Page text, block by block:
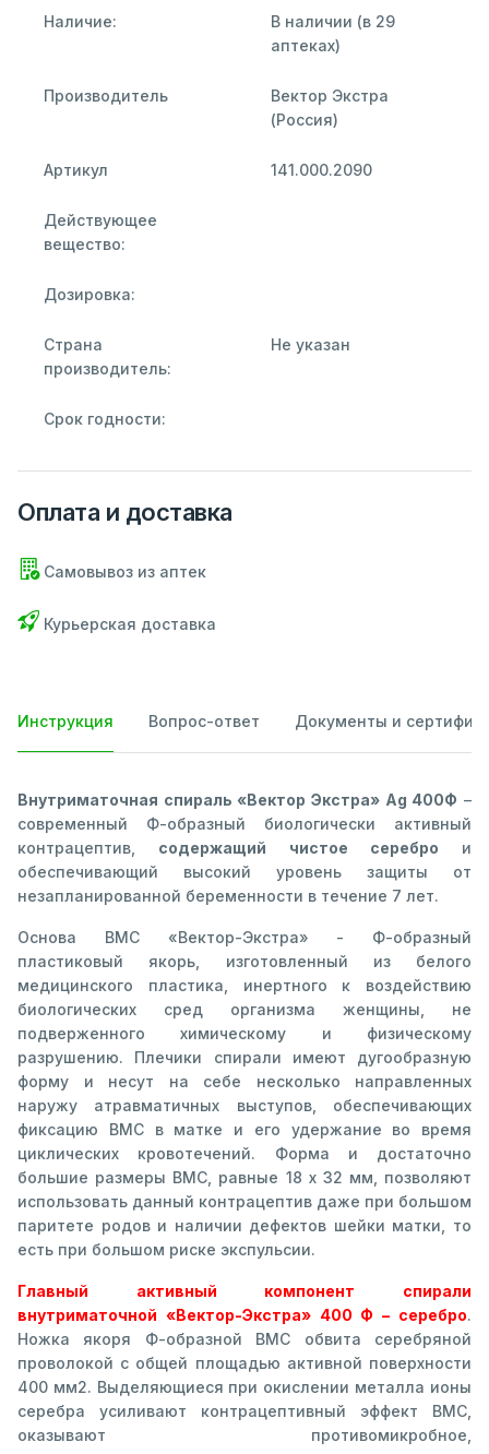
Наличие:
В наличии (в 29
аптеках)
Производитель
Вектор Экстра
(Россия)
Артикул 141.000.2090
Действующее
вещество:
Дозировка:
Страна
производитель:
Не указан
Срок годности:
Оплата и доставка
Самовывоз из аптек
Курьерская доставка
Инструкция Вопрос-ответ Документы и
Внутриматочная спираль «Вектор Экстра» Ag 400Ф –
современный Ф-образный биологически активный
контрацептив, содержащий чистое серебро и
обеспечивающий высокий уровень защиты от
незапланированной беременности в течение 7 лет.
Основа ВМС «Вектор-Экстра» - Ф-образный
пластиковый якорь, изготовленный из белого
медицинского пластика, инертного к воздействию
биологических сред организма женщины, не
подверженного химическому и физическому
разрушению. Плечики спирали имеют дугообразную
форму и несут на себе несколько направленных
наружу атравматичных выступов, обеспечивающих
фиксацию ВМС в матке и его удержание во время
циклических кровотечений. Форма и достаточно
большие размеры ВМС, равные 18 х 32 мм, позволяют
использовать данный контрацептив даже при большом
паритете родов и наличии дефектов шейки матки, то
есть при большом риске экспульсии.
Главный активный компонент спирали
внутриматочной «Вектор-Экстра» 400 Ф – серебро.
Ножка якоря Ф-образной ВМС обвита серебряной
проволокой с общей площадью активной поверхности
400 мм2. Выделяющиеся при окислении металла ионы
серебра усиливают контрацептивный эффект ВМС,
оказывают противомикробное,